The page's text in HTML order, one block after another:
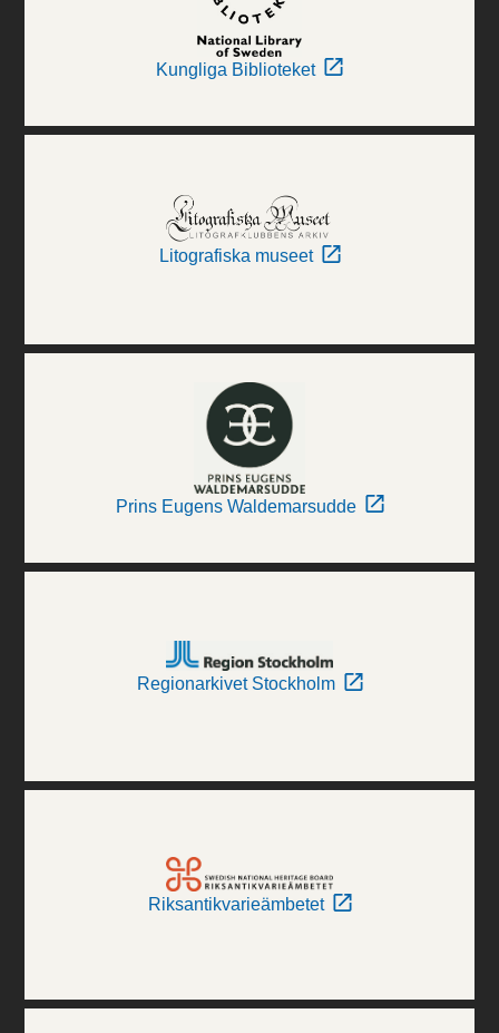
Kungliga Biblioteket
Litografiska museet
Prins Eugens Waldemarsudde
Regionarkivet Stockholm
Riksantikvarieämbetet